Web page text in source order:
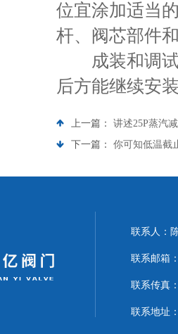
位宜涂加适当
杆、阀芯部件
成装和调试
后方能继续安
上一篇： 讲述25P蒸汽
下一篇： 你可知低温截
联系人：
联系邮箱
联系传真
联系地址